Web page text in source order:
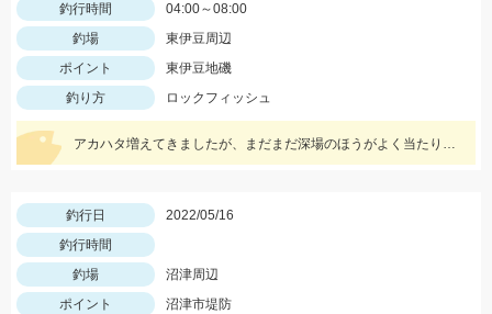
釣行時間
04:00～08:00
釣場
東伊豆周辺
ポイント
東伊豆地磯
釣り方
ロックフィッシュ
アカハタ増えてきましたが、まだまだ深場のほうがよく当たります。 一誠ジャコバグ3.2インチのテキサスリグでヒット。
釣行日
2022/05/16
釣行時間
釣場
沼津周辺
ポイント
沼津市堤防